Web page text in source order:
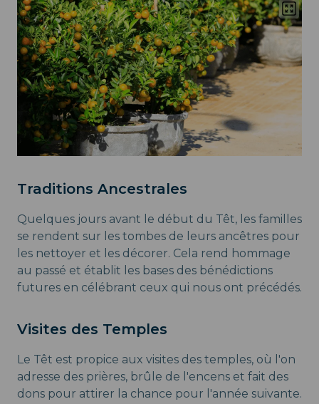
Traditions Ancestrales
Quelques jours avant le début du Têt, les familles
se rendent sur les tombes de leurs ancêtres pour
les nettoyer et les décorer. Cela rend hommage
au passé et établit les bases des bénédictions
futures en célébrant ceux qui nous ont précédés.
Visites des Temples
Le Têt est propice aux visites des temples, où l'on
adresse des prières, brûle de l'encens et fait des
dons pour attirer la chance pour l'année suivante.